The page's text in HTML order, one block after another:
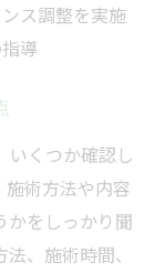
ス調整を実施
導
いくつか確認し
術方法や内容
かをしっかり聞
、施術時間、